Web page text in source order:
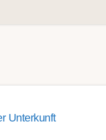
Unterkunft